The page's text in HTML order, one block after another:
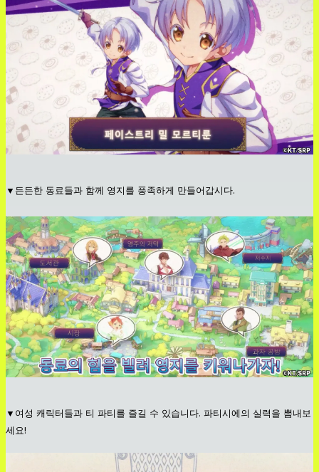
▼든든한 동료들과 함께 영지를 풍족하게 만들어갑시다.
▼여성 캐릭터들과 티 파티를 즐길 수 있습니다. 파티시에의 실력을 뽐내보
세요!